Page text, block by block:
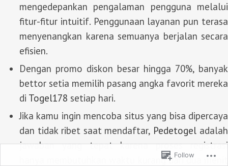
Follow
mengedepankan pengalaman pengguna melalui
fitur-fitur intuitif. Penggunaan layanan pun terasa
menyenangkan karena semuanya berjalan secara
efisien.
Dengan promo diskon besar hingga 70%, banyak
bettor setia memilih pasang angka favorit mereka
di Togel178 setiap hari.
Jika kamu ingin mencoba situs yang bisa dipercaya
dan tidak ribet saat mendaftar, Pedetogel adalah
jawaban yang tepat karena proses registrasi
hanya membutuhkan waktu kurang dari dua menit